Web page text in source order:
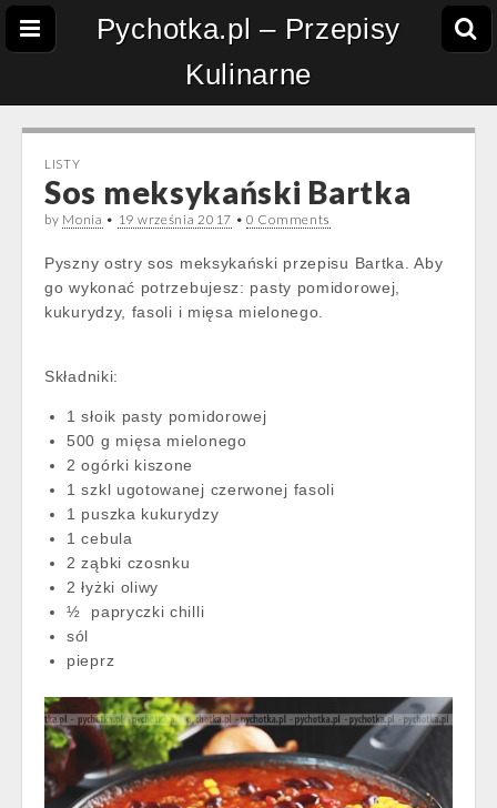
Pychotka.pl – Przepisy
Kulinarne
LISTY
Sos meksykański Bartka
by Monia • 19 września 2017 •0 Comments
Pyszny ostry sos meksykański przepisu Bartka. Aby
go wykonać potrzebujesz: pasty pomidorowej,
kukurydzy, fasoli i mięsa mielonego.
Składniki:
1 słoik pasty pomidorowej
500 g mięsa mielonego
2 ogórki kiszone
1 szkl ugotowanej czerwonej fasoli
1 puszka kukurydzy
1 cebula
2 ząbki czosnku
2 łyżki oliwy
½ papryczki chilli
sól
pieprz